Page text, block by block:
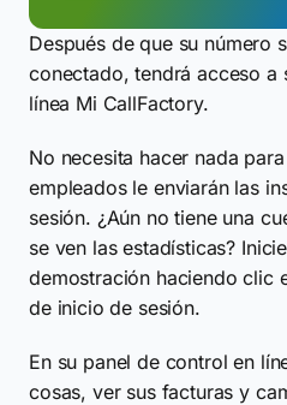
Después de que su número
conectado, tendrá acceso a
línea Mi CallFactory.
No necesita hacer nada
empleados le enviarán las
sesión. ¿Aún no tiene una
se ven las estadísticas?
demostración haciendo clic
de inicio de sesión.
En su panel de control en
cosas, ver sus facturas y